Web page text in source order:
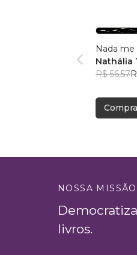
Nada me
Nathália
SIlva
R$ 56,57
NOSSA MISSÃO
livros.